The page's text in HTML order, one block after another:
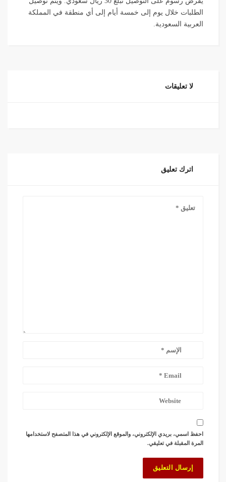
الطلبات خلال يوم إلى خمسة أيام إلى أي منطقة في المملكة
العربية السعودية.
لا تعليقات
اترك تعليق
احفظ اسمي، بريدي الإلكتروني، والموقع الإلكتروني في هذا المتصفح لاستخدامها
المرة المقبلة في تعليقي.